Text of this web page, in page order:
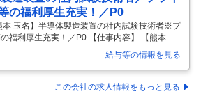
の福利厚生充実！／P0
本 玉名】半導体製造装置の社内試験技術者※プ
福利厚生充実！／P0 【仕事内容】 【熊本 玉
内試験技術者※プライム上場／住宅手当等の福
的な仕事内容】 【安定経営基盤×半導体装置の
宅補助充実】～世界シェア2位！主力製品半
ドライ真空ポンプ／最も成長投資が集中する半
給与等の情報を見る
この会社の求人情報をもっと見る